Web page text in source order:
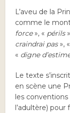
L’aveu de la
comme le
force», « périls
craindrai pas», «
« digne
Le texte
en scène une
les
l’adultère)